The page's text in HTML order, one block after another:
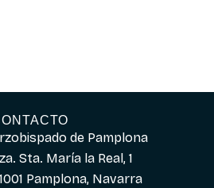
de Pamplona
Sta. María la Real, 1
Pamplona, Navarra